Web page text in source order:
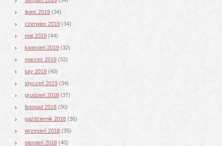
lipiec 2019 (34)
czerwiec 2019 (34)
maj 2019 (44)
kwiecień 2019 (32)
marzec 2019 (32)
luty 2019 (40)
styczeń 2019 (34)
grudzień 2018 (37)
listopad 2018 (30)
październik 2018 (36)
wrzesień 2018 (35)
sierpień 2018 (40)